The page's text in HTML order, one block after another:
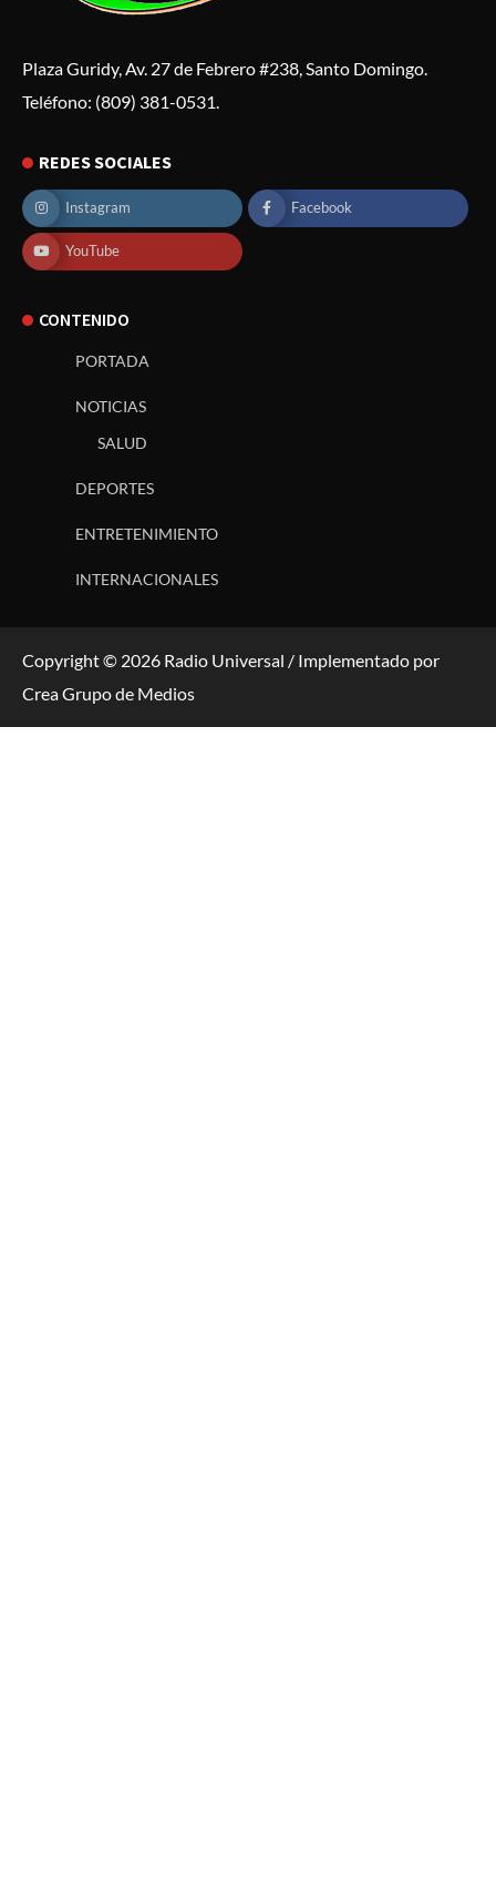
Plaza Guridy, Av. 27 de Febrero #238, Santo Domingo.
Teléfono: (809) 381-0531.
REDES SOCIALES
Instagram Facebook
YouTube
CONTENIDO
PORTADA
NOTICIAS
SALUD
DEPORTES
ENTRETENIMIENTO
INTERNACIONALES
Copyright © 2026 Radio Universal / Implementado por
Crea Grupo de Medios